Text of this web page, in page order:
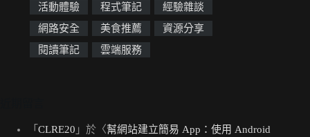
活動體驗
程式筆記
經驗雜談
網路安全
美食推薦
資源分享
閱讀筆記
雲端服務
「 CLRE20 」於〈幫網站建立簡易 App：使用 Android